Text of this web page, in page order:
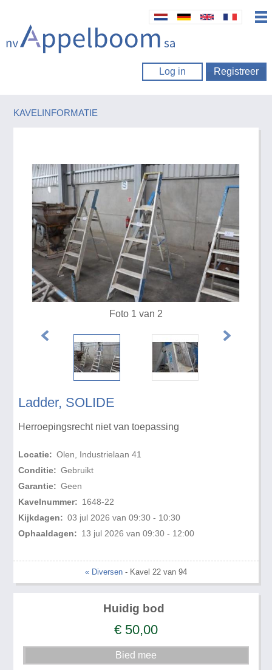
Log in Registreer
KAVELINFORMATIE
Ladder, SOLIDE
Herroepingsrecht niet van toepassing
Locatie: Olen, Industrielaan 41
Conditie: Gebruikt
Garantie: Geen
Kavelnummer: 1648-22
Kijkdagen: 03 jul 2026 van 09:30 - 10:30
Ophaaldagen: 13 jul 2026 van 09:30 - 12:00
Foto 1 van 2
« Diversen - Kavel 22 van 94
Huidig bod
€ 50,00